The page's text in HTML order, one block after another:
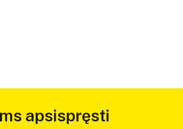
apsispręsti